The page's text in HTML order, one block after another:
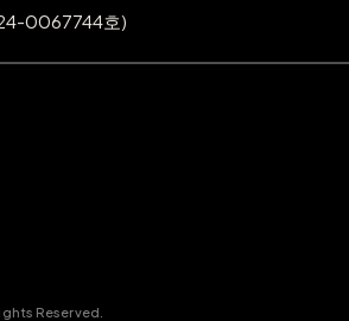
0067744호)
Reserved.